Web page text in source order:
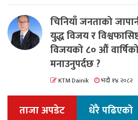
चिनियाँ जनताको
युद्ध विजय र
विजयको ८० औं
मनाउनुपर्दछ ?
KTM Dainik भदौ १४ २०८२
ताजा अपडेट धेरै पढिएको